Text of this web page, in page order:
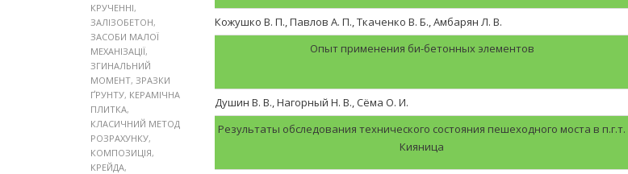
КРУЧЕННІ,
ЗАЛІЗОБЕТОН,
ЗАСОБИ МАЛОЇ
МЕХАНІЗАЦІЇ,
ЗГИНАЛЬНИЙ
МОМЕНТ, ЗРАЗКИ
ҐРУНТУ, КЕРАМІЧНА
ПЛИТКА,
КЛАСИЧНИЙ МЕТОД
РОЗРАХУНКУ,
КОМПОЗИЦІЯ,
КРЕЙДА,
Кожушко В. П., Павлов А. П., Ткаченко В. Б., Амбарян Л. В.
Опыт применения би-бетонных элементов
Душин В. В., Нагорный Н. В., Сёма О. И.
Результаты обследования технического состояния пешеходного моста в п.г.т.
Кияница